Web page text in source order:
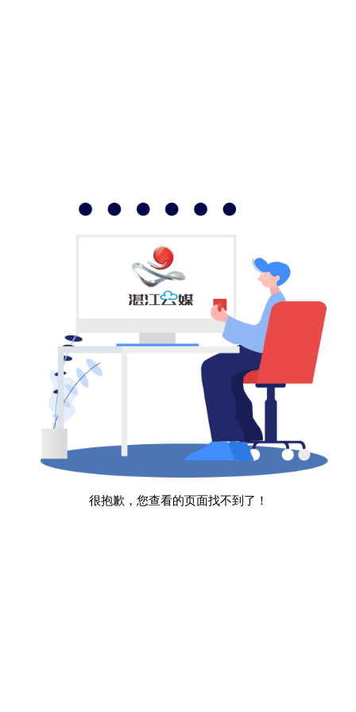
很抱歉，您查看的页面找不到了！